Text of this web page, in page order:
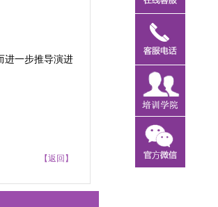
进一步推导演进
【返回】